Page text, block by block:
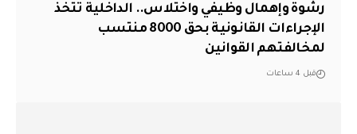
رشوة وإهمال وظيفي واختلاس.. الداخلية تتخذ
الإجراءات القانونية بحق 8000 منتسب
لمخالفتهم القوانين
قبل 4 ساعات